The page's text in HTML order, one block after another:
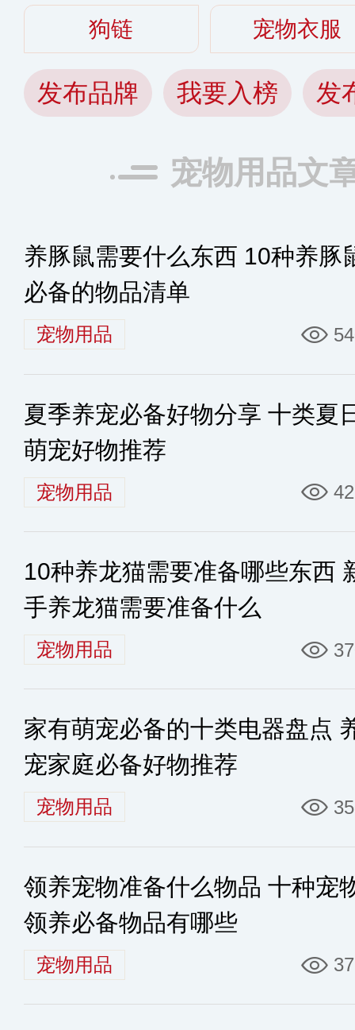
狗链 宠物衣服
发布品牌 我要入榜 发
宠物用品文
养豚鼠需要什么东西 10种养豚
必备的物品清单
宠物用品
夏季养宠必备好物分享 十类夏
萌宠好物推荐
宠物用品
10种养龙猫需要准备哪些东西
手养龙猫需要准备什么
宠物用品
家有萌宠必备的十类电器盘点
宠家庭必备好物推荐
宠物用品
领养宠物准备什么物品 十种宠
领养必备物品有哪些
宠物用品